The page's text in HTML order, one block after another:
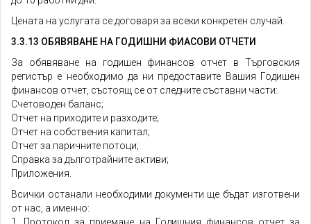
Цената на услугата се договаря за всеки конкретен случай.
3.3.13 ОБЯВЯВАНЕ НА ГОДИШНИ ФИАСОВИ ОТЧЕТИ
За обявяване на годишен финансов отчет в Търговския
регистър е необходимо да ни предоставите Вашия Годишен
финансов отчет, състоящ се от следните съставни части:
Счетоводен баланс;
Отчет на приходите и разходите;
Отчет на собствения капитал;
Отчет за паричните потоци;
Справка за дълготрайните активи;
Приложения.
Всички останали необходими документи ще бъдат изготвени
от нас, а именно: